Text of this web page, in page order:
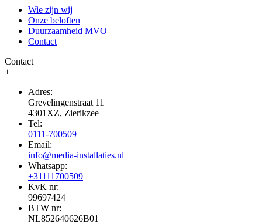
Wie zijn wij
Onze beloften
Duurzaamheid MVO
Contact
Contact
+
Adres:
Grevelingenstraat 11
4301XZ, Zierikzee
Tel:
0111-700509
Email:
info@media-installaties.nl
Whatsapp:
+31111700509
KvK nr:
99697424
BTW nr:
NL852640626B01